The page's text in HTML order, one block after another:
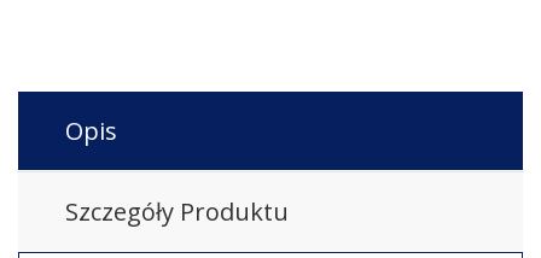
Opis
Szczegóły Produktu